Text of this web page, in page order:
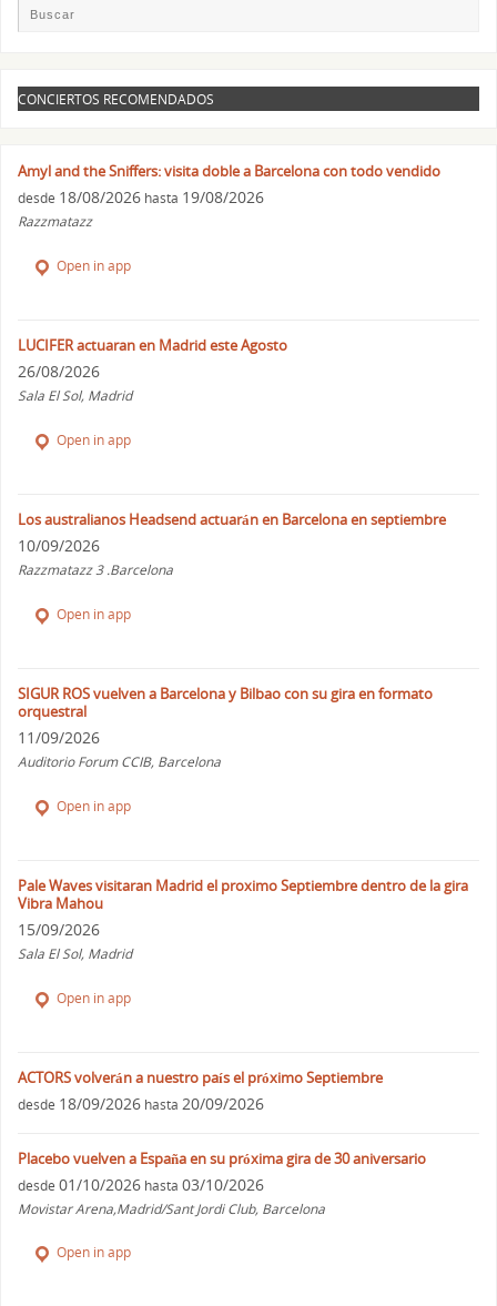
CONCIERTOS RECOMENDADOS
Amyl and the Sniffers: visita doble a Barcelona con todo vendido
desde 18/08/2026 hasta 19/08/2026
Razzmatazz
Open in app
LUCIFER actuaran en Madrid este Agosto
26/08/2026
Sala El Sol, Madrid
Open in app
Los australianos Headsend actuarán en Barcelona en septiembre
10/09/2026
Razzmatazz 3 .Barcelona
Open in app
SIGUR ROS vuelven a Barcelona y Bilbao con su gira en formato
orquestral
11/09/2026
Auditorio Forum CCIB, Barcelona
Open in app
Pale Waves visitaran Madrid el proximo Septiembre dentro de la gira
Vibra Mahou
15/09/2026
Sala El Sol, Madrid
Open in app
ACTORS volverán a nuestro país el próximo Septiembre
desde 18/09/2026 hasta 20/09/2026
Placebo vuelven a España en su próxima gira de 30 aniversario
desde 01/10/2026 hasta 03/10/2026
Movistar Arena,Madrid/Sant Jordi Club, Barcelona
Open in app